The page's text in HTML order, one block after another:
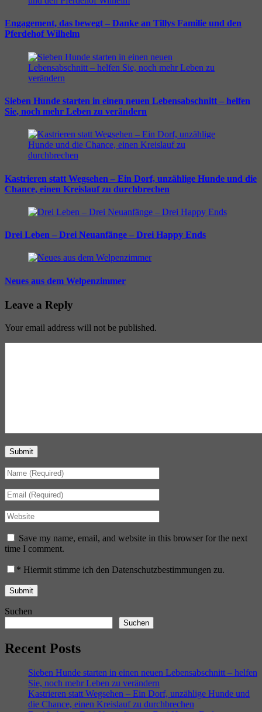
Engagement, das bewegt – Danke an Tillys Familie und den
Pferdehof Wilhelm
Sieben Hunde starten in einen neuen Lebensabschnitt – helfen
Sie, noch mehr Leben zu verändern
Kastrieren statt Wegsehen – Ein Dorf, unzählige Hunde und die
Chance, einen Kreislauf zu durchbrechen
Drei Leben – Drei Neuanfänge – Drei Happy Ends
Neues aus dem Welpenzimmer
Leave a Reply
Your email address will not be published.
Submit
Save my name, email, and website in this browser for the next
time I comment.
* Hiermit stimme ich den Datenschutzbestimmungen zu.
Suchen
Suchen
Recent Posts
Sieben Hunde starten in einen neuen Lebensabschnitt – helfen
Sie, noch mehr Leben zu verändern
Kastrieren statt Wegsehen – Ein Dorf, unzählige Hunde und
die Chance, einen Kreislauf zu durchbrechen